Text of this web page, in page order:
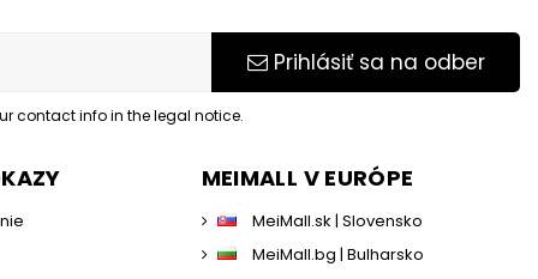
Prihlásiť sa na odber
contact info in the legal notice.
MEIMALL V EURÓPE
MeiMall.sk | Slovensko
MeiMall.bg | Bulharsko